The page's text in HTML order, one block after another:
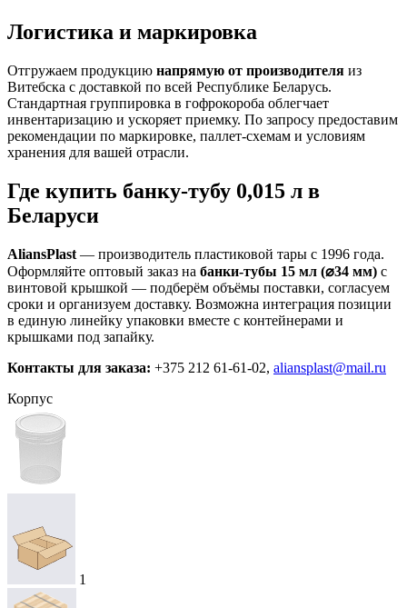
Логистика и маркировка
Отгружаем продукцию напрямую от производителя из
Витебска с доставкой по всей Республике Беларусь.
Стандартная группировка в гофрокороба облегчает
инвентаризацию и ускоряет приемку. По запросу предоставим
рекомендации по маркировке, паллет-схемам и условиям
хранения для вашей отрасли.
Где купить банку-тубу 0,015 л в
Беларуси
AliansPlast — производитель пластиковой тары с 1996 года.
Оформляйте оптовый заказ на банки-тубы 15 мл (⌀34 мм) с
винтовой крышкой — подберём объёмы поставки, согласуем
сроки и организуем доставку. Возможна интеграция позиции
в единую линейку упаковки вместе с контейнерами и
крышками под запайку.
Контакты для заказа: +375 212 61-61-02, aliansplast@mail.ru
Корпус
1